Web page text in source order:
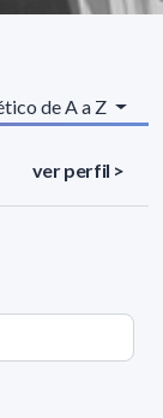
de A a Z
ver perfil >